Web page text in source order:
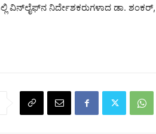
ವಿನ್‍ಲೈಫ್‍ನ ನಿರ್ದೇಶಕರುಗಳಾದ ಡಾ.